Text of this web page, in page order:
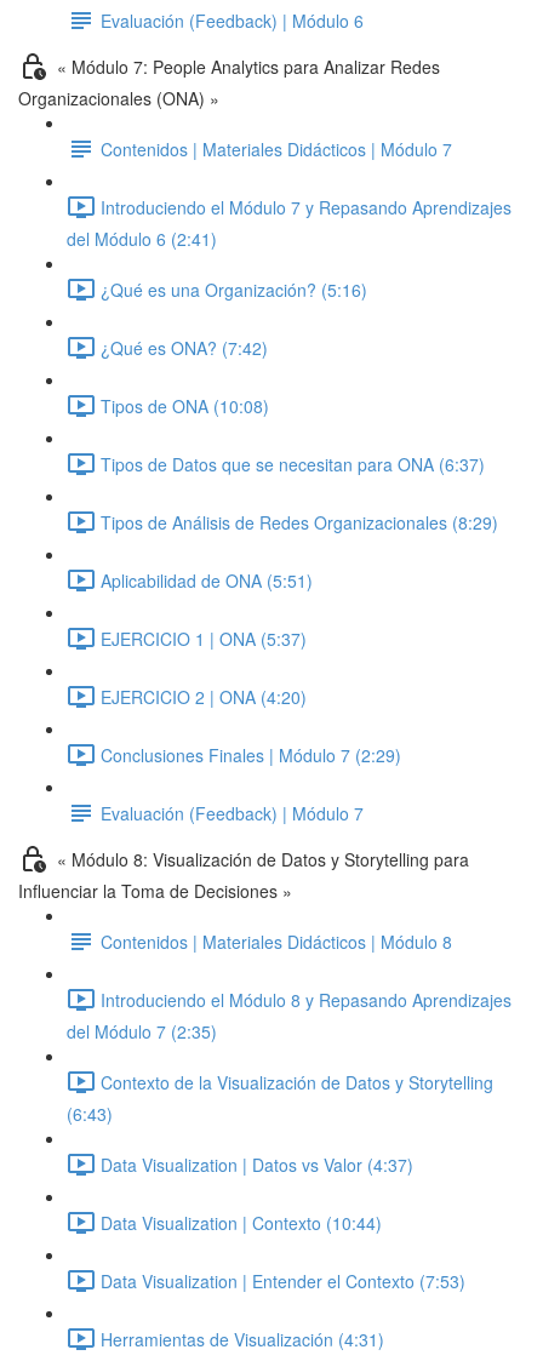
Evaluación (Feedback) | Módulo 6
« Módulo 7: People Analytics para Analizar Redes
Organizacionales (ONA) »
Contenidos | Materiales Didácticos | Módulo 7
Introduciendo el Módulo 7 y Repasando Aprendizajes
del Módulo 6 (2:41)
¿Qué es una Organización? (5:16)
¿Qué es ONA? (7:42)
Tipos de ONA (10:08)
Tipos de Datos que se necesitan para ONA (6:37)
Tipos de Análisis de Redes Organizacionales (8:29)
Aplicabilidad de ONA (5:51)
EJERCICIO 1 | ONA (5:37)
EJERCICIO 2 | ONA (4:20)
Conclusiones Finales | Módulo 7 (2:29)
Evaluación (Feedback) | Módulo 7
« Módulo 8: Visualización de Datos y Storytelling para
Influenciar la Toma de Decisiones »
Contenidos | Materiales Didácticos | Módulo 8
Introduciendo el Módulo 8 y Repasando Aprendizajes
del Módulo 7 (2:35)
Contexto de la Visualización de Datos y Storytelling
(6:43)
Data Visualization | Datos vs Valor (4:37)
Data Visualization | Contexto (10:44)
Data Visualization | Entender el Contexto (7:53)
Herramientas de Visualización (4:31)